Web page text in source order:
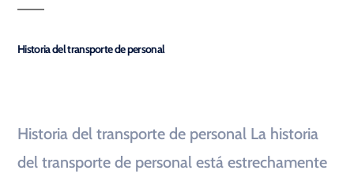
Historia del transporte de personal
Historia del transporte de personal La historia
del transporte de personal está estrechamente